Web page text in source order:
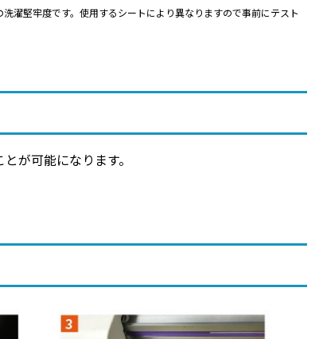
洗濯堅牢度です。使用するシートにより異なりますので事前にテスト
が可能になります。